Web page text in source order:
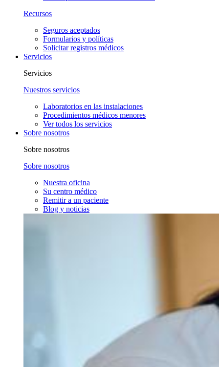
Recursos
Seguros aceptados
Formularios y políticas
Solicitar registros médicos
Servicios
Servicios
Nuestros servicios
Laboratorios en las instalaciones
Procedimientos médicos menores
Ver todos los servicios
Sobre nosotros
Sobre nosotros
Sobre nosotros
Nuestra oficina
Su centro médico
Remitir a un paciente
Blog y noticias